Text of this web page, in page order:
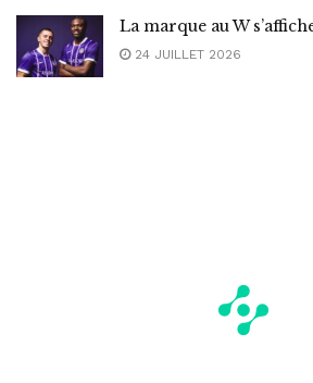
La marque au W
24 JUILLET 2026